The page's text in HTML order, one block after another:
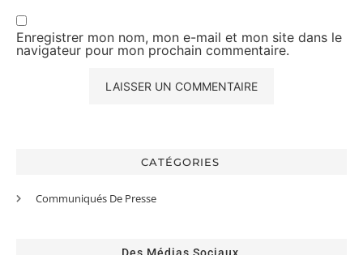
Enregistrer mon nom, mon e-mail et mon site dans le
navigateur pour mon prochain commentaire.
CATÉGORIES
Communiqués De Presse
Des Médias Sociaux